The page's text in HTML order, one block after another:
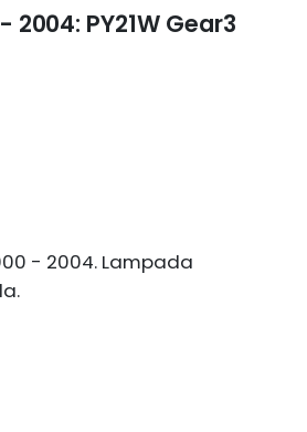
PY21W Gear3
- 2004. Lampada